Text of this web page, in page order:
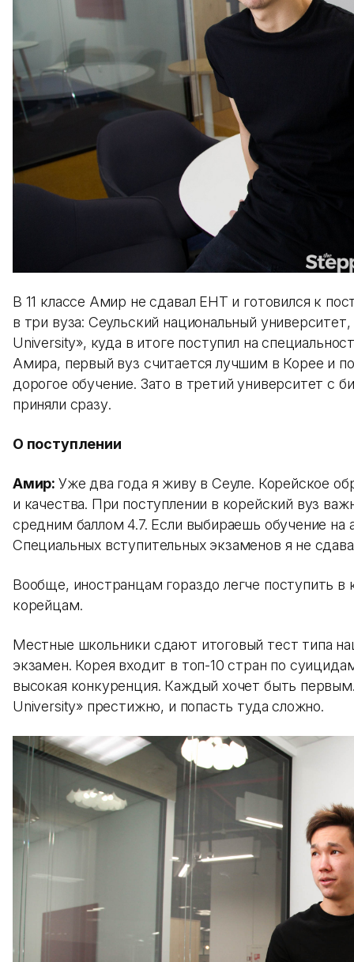
В 11 классе Амир не сдавал ЕНТ и готовился к
в три вуза: Сеульский национальный
University», куда в итоге поступил на
Амира, первый вуз считается лучшим в Корее и
дорогое обучение. Зато в третий университет с
приняли сразу.
О поступлении
Амир: Уже два года я живу в Сеуле. Корейское
и качества. При поступлении в корейский вуз
средним баллом 4.7. Если выбираешь обучение
Специальных вступительных экзаменов я не
Вообще, иностранцам гораздо легче поступить
корейцам.
Местные школьники сдают итоговый тест типа
экзамен. Корея входит в топ-10 стран по
высокая конкуренция. Каждый хочет быть
University» престижно, и попасть туда сложно.